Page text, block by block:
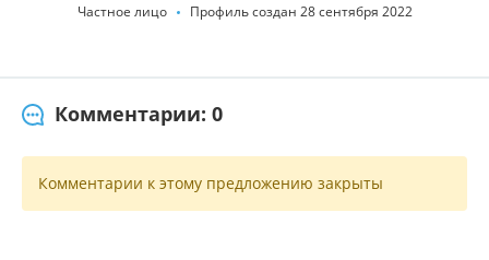
Частное лицо
Профиль создан 28 сентября 2022
Комментарии: 0
Комментарии к этому предложению закрыты